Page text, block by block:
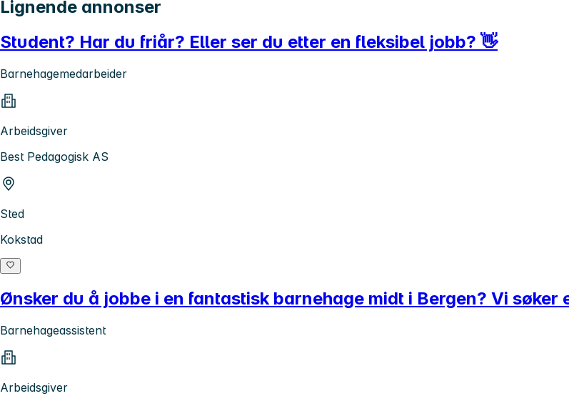
Lignende annonser
Student? Har du friår? Eller ser du etter en fleksibel jobb? 👋
Barnehagemedarbeider
Arbeidsgiver
Best Pedagogisk AS
Sted
Kokstad
Ønsker du å jobbe i en fantastisk barnehage midt i Bergen? Vi
Barnehageassistent
Arbeidsgiver